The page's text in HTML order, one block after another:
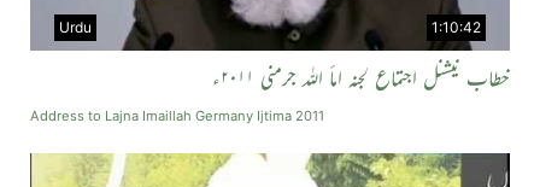
1:10:42
Urdu
خطاب نیشنل اجتماع لجنہ اماٴ اللہ جرمنی ۲۰۱۱ء
Address to Lajna Imaillah Germany Ijtima 2011